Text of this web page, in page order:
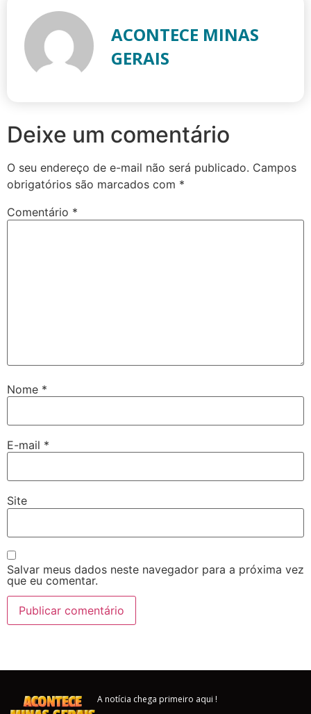
ACONTECE MINAS
GERAIS
Deixe um comentário
O seu endereço de e-mail não será publicado. Campos
obrigatórios são marcados com *
Comentário *
Nome *
E-mail *
Site
Salvar meus dados neste navegador para a próxima vez
que eu comentar.
A notícia chega primeiro aqui !